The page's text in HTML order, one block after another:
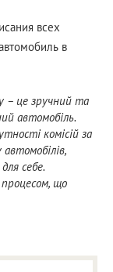
всех
в
– це зручний та
автомобіль.
комісій за
себе.
що